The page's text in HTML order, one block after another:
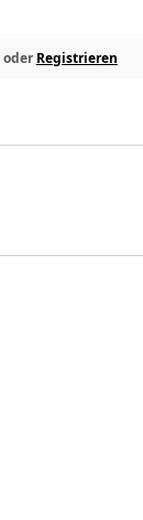
oderRegistrieren